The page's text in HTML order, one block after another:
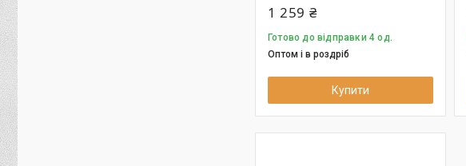
1 259 ₴
Готово до відправки 4 од.
Оптом і в роздріб
Купити